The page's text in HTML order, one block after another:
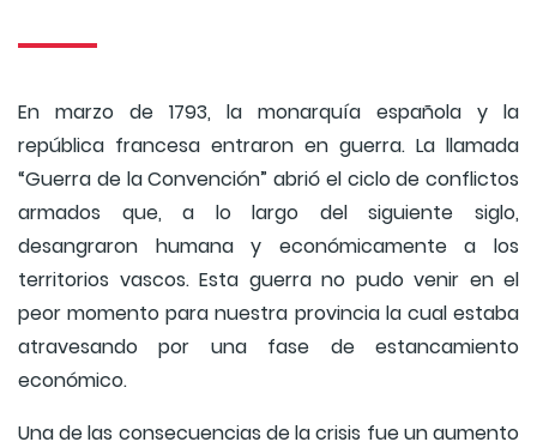
En marzo de 1793, la monarquía española y la
república francesa entraron en guerra. La llamada
“Guerra de la Convención” abrió el ciclo de conflictos
armados que, a lo largo del siguiente siglo,
desangraron humana y económicamente a los
territorios vascos. Esta guerra no pudo venir en el
peor momento para nuestra provincia la cual estaba
atravesando por una fase de estancamiento
económico.
Una de las consecuencias de la crisis fue un aumento